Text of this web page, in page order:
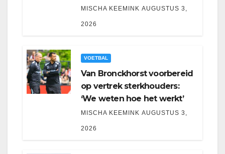
MISCHA KEEMINK AUGUSTUS 3,
2026
VOETBAL
Van Bronckhorst voorbereid
op vertrek sterkhouders:
‘We weten hoe het werkt’
MISCHA KEEMINK AUGUSTUS 3,
2026